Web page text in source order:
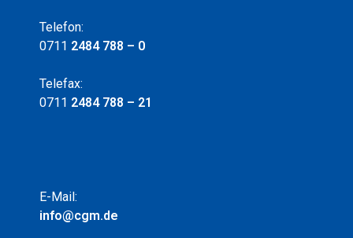
Telefon:
0711 2484 788 – 0
Telefax:
0711 2484 788 – 21
E-Mail:
info@cgm.de